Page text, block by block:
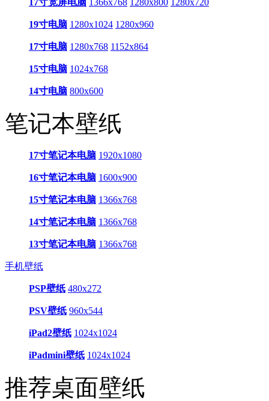
19寸电脑 1280x1024 1280x960
17寸电脑 1280x768 1152x864
15寸电脑 1024x768
14寸电脑 800x600
笔记本壁纸
17寸笔记本电脑 1920x1080
16寸笔记本电脑 1600x900
15寸笔记本电脑 1366x768
14寸笔记本电脑 1366x768
13寸笔记本电脑 1366x768
手机壁纸
PSP壁纸 480x272
PSV壁纸 960x544
iPad2壁纸 1024x1024
iPadmini壁纸 1024x1024
推荐桌面壁纸